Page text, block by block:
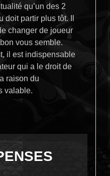
qu’un des 2
doit partir plus tôt. Il
changer de joueur
vous semble.
il est indispensable
qui a le droit de
raison du
valable.